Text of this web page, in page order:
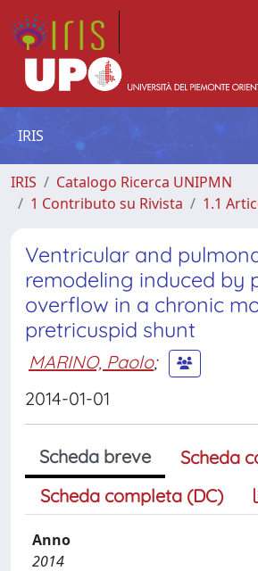
IRIS
IRIS
Catalogo Ricerca UNIPMN
1 Contributo su Rivista
1.1
Ventricular and
remodeling induced by
overflow in a chronic
pretricuspid shunt
MARINO, Paolo;
2014-01-01
Scheda breve
Scheda
Scheda completa (DC)
Anno
2014